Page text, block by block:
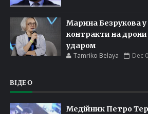
Марина Безрукова у
контракти на дрони
ударом
Tamriko Belaya Dec
ВІДЕО
Медійник Петро